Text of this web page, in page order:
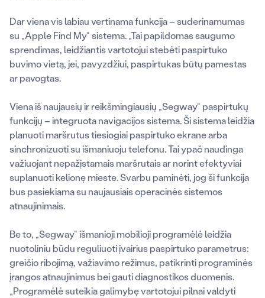
Dar viena vis labiau vertinama funkcija – suderinamumas
su „Apple Find My“ sistema. „Tai papildomas saugumo
sprendimas, leidžiantis vartotojui stebėti paspirtuko
buvimo vietą, jei, pavyzdžiui, paspirtukas būtų pamestas
ar pavogtas.
Viena iš naujausių ir reikšmingiausių „Segway“ paspirtukų
funkcijų – integruota navigacijos sistema.Ši sistema leidžia
planuoti maršrutus tiesiogiai paspirtuko ekrane arba
sinchronizuoti su išmaniuoju telefonu. Tai ypač naudinga
važiuojant nepažįstamais maršrutais ar norint efektyviai
suplanuoti kelionę mieste. Svarbu paminėti, jog ši funkcija
bus pasiekiama su naujausiais operacinės sistemos
atnaujinimais.
Be to, „Segway“ išmanioji mobilioji programėlė leidžia
nuotoliniu būdu reguliuoti įvairius paspirtuko parametrus:
greičio ribojimą, važiavimo režimus, patikrinti programinės
įrangos atnaujinimus bei gauti diagnostikos duomenis.
„Programėlė suteikia galimybę vartotojui pilnai valdyti